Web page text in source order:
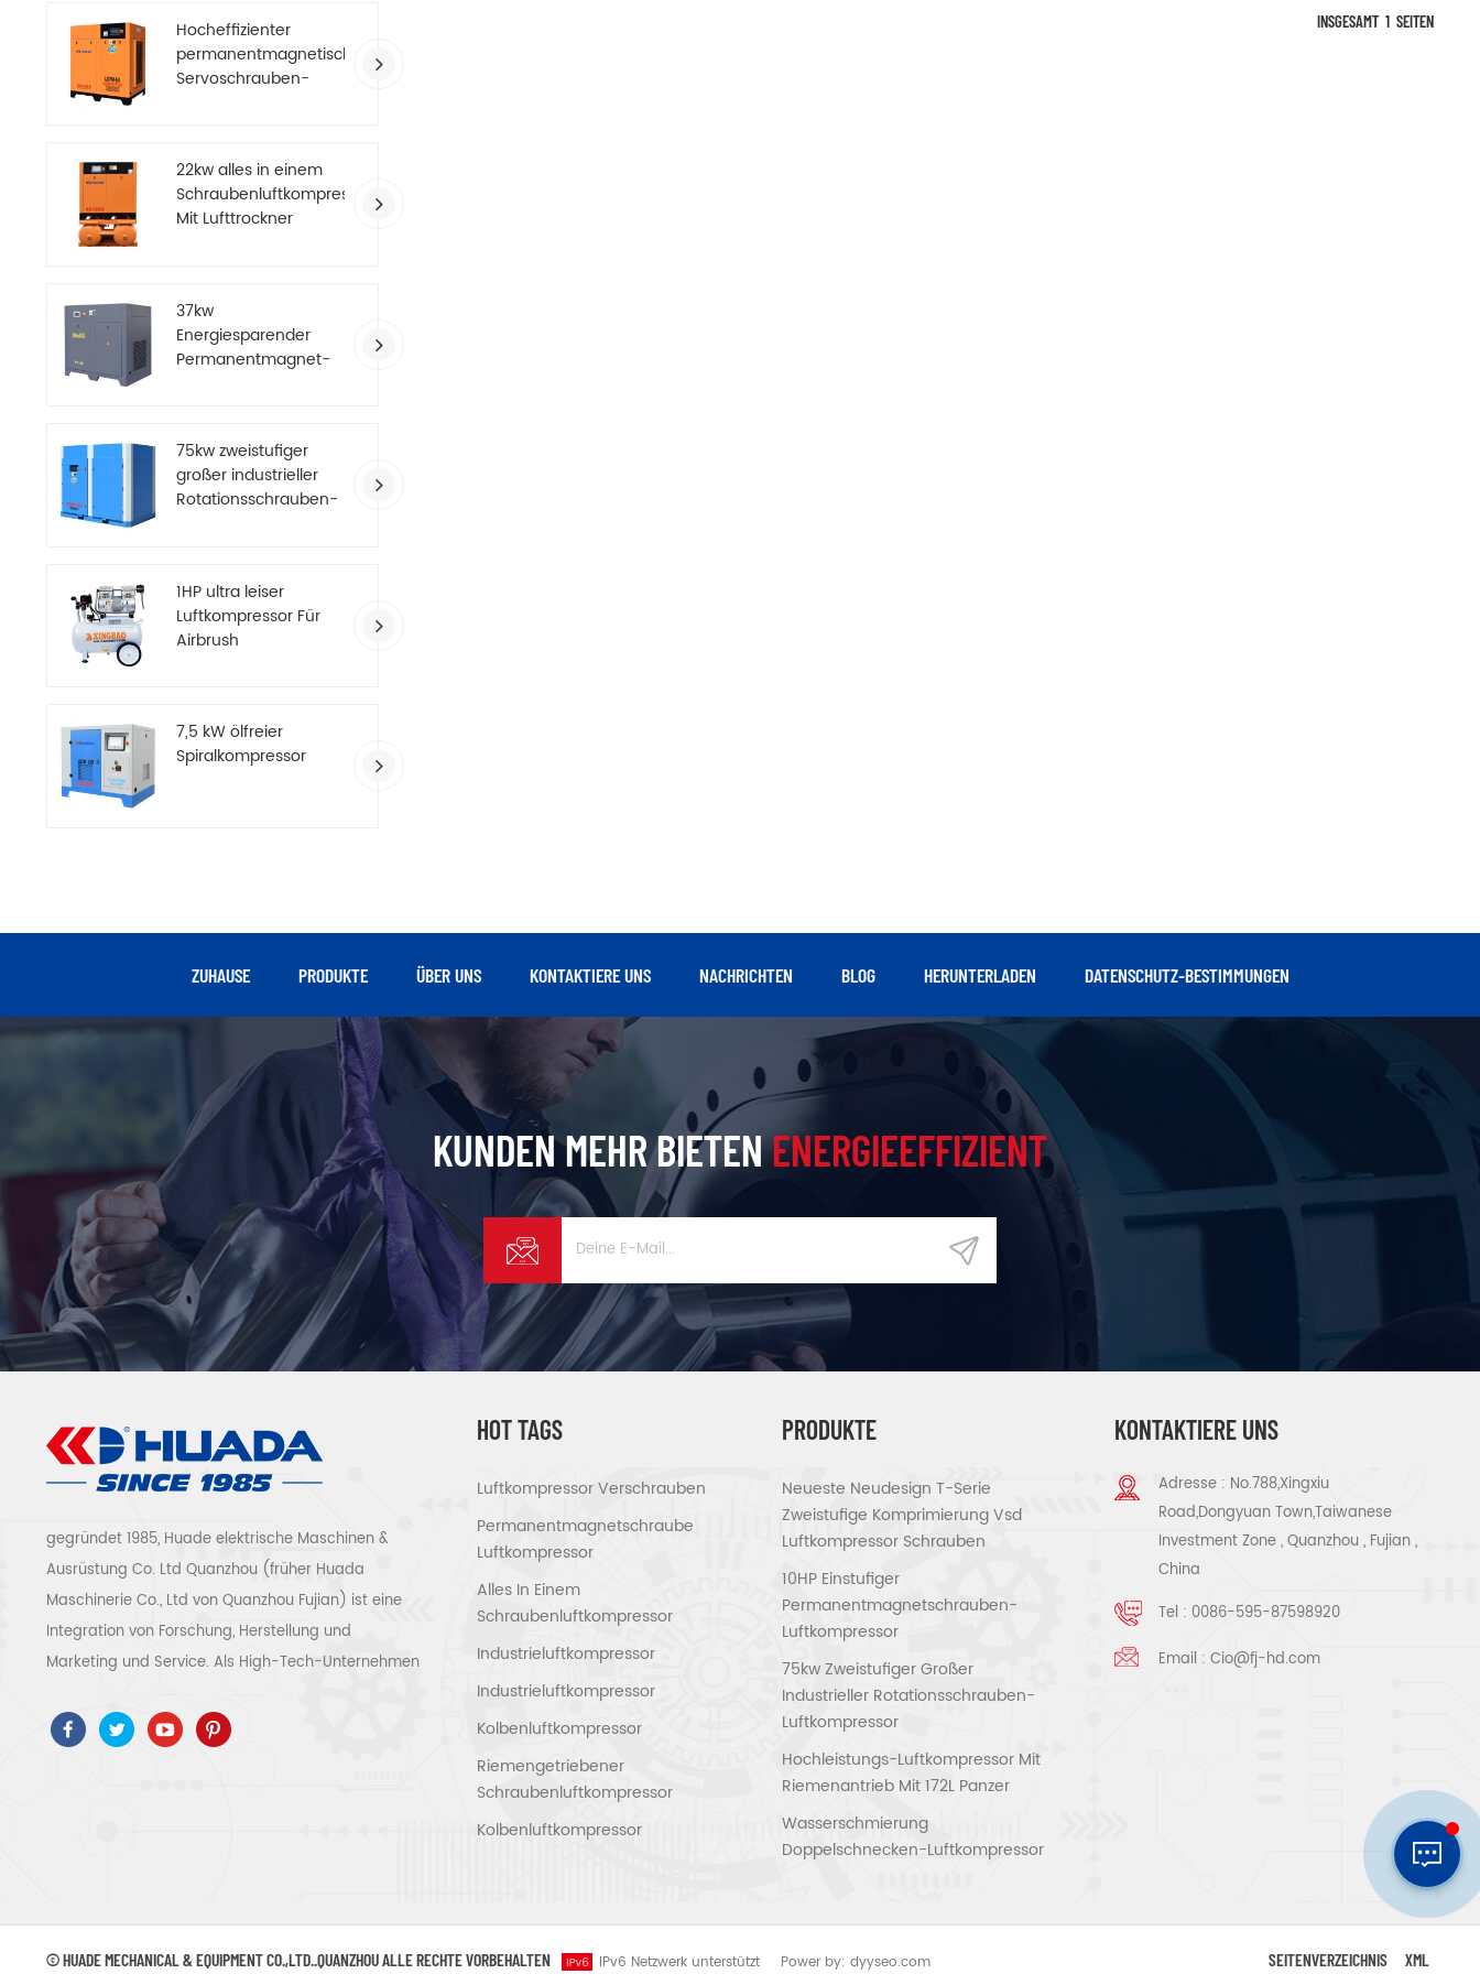
Hocheffizienter
permanentmagnetischer
Servoschrauben-
22kw alles in einem
Schraubenluftkompressor
Mit Lufttrockner
37kw
Energiesparender
Permanentmagnet-
75kw zweistufiger
großer industrieller
Rotationsschrauben-
1HP ultra leiser
Luftkompressor Für
Airbrush
7,5 kW ölfreier
Spiralkompressor
INSGESAMT 1 SEITEN
ZUHAUSE PRODUKTE ÜBER UNS KONTAKTIERE UNS NACHRICHTEN BLOG HERUNTERLADEN DATENSCHUTZ-BESTIMMUNGEN
KUNDEN MEHR BIETENENERGIEEFFIZIENT
gegründet 1985, Huade elektrische Maschinen &
Ausrüstung Co. Ltd Quanzhou (früher Huada
Maschinerie Co., Ltd von Quanzhou Fujian) ist eine
Integration von Forschung, Herstellung und
Marketing und Service. Als High-Tech-Unternehmen
、 ETL 、 CQC 、 ccc Qualitäts- und
Sicherheitszertifizierung, High-Tech-
HOT TAGS
Luftkompressor Verschrauben
Permanentmagnetschraube
Luftkompressor
Alles In Einem
Schraubenluftkompressor
Industrieluftkompressor
Industrieluftkompressor
Kolbenluftkompressor
Riemengetriebener
Schraubenluftkompressor
Kolbenluftkompressor
PRODUKTE
Neueste Neudesign T-Serie
Zweistufige Komprimierung Vsd
Luftkompressor Schrauben
10HP Einstufiger
Permanentmagnetschrauben-
Luftkompressor
75kw Zweistufiger Großer
Industrieller Rotationsschrauben-
Luftkompressor
Hochleistungs-Luftkompressor Mit
Riemenantrieb Mit 172L Panzer
Wasserschmierung
Doppelschnecken-Luftkompressor
KONTAKTIERE UNS
Adresse : No.788,Xingxiu
Road,Dongyuan Town,Taiwanese
Investment Zone , Quanzhou , Fujian ,
China
Tel : 0086-595-87598920
Email :Cio@fj-hd.com
© HUADE MECHANICAL & EQUIPMENT CO.,LTD..QUANZHOU ALLE RECHTE VORBEHALTEN IPv6 Netzwerk unterstützt Power by: dyyseo.com SEITENVERZEICHNIS XML